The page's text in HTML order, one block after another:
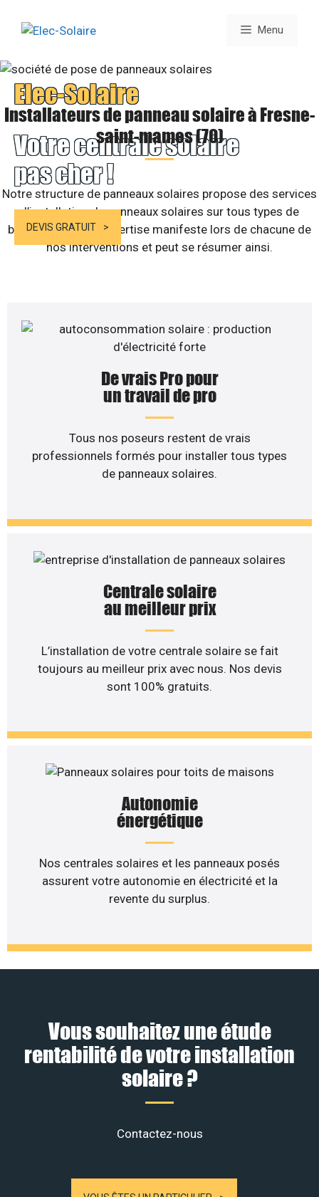
Menu
Elec-Solaire
Votre centrale solaire
pas cher !
DEVIS GRATUIT
Installateurs de panneau solaire à Fresne-
saint-mames (70)
Notre structure de panneaux solaires propose des services
d’installation de panneaux solaires sur tous types de
bâtiments. Notre expertise manifeste lors de chacune de
nos interventions et peut se résumer ainsi.
De vrais Pro pour
un travail de pro
Tous nos poseurs restent de vrais
professionnels formés pour installer tous types
de panneaux solaires.
Centrale solaire
au meilleur prix
L’installation de votre centrale solaire se fait
toujours au meilleur prix avec nous. Nos devis
sont 100% gratuits.
Autonomie
énergétique
Nos centrales solaires et les panneaux posés
assurent votre autonomie en électricité et la
revente du surplus.
Vous souhaitez une étude
rentabilité de votre installation
solaire ?
Contactez-nous